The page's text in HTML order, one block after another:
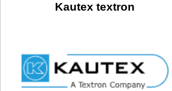
Kautex textron